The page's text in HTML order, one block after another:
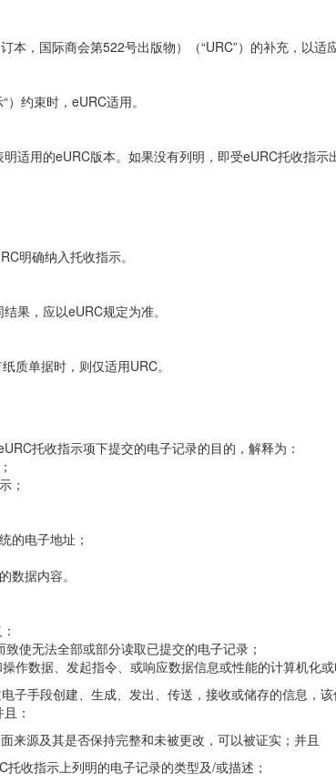
本，国际商会第522号出版物）（“URC”）的补充，以适
约束时，eURC适用。
适用的eURC版本。如果没有列明，即受eURC托收指
明确纳入托收指示。
果，应以eURC规定为准。
质单据时，则仅适用URC。
托收指示项下提交的电子记录的目的，解释为：
；
的电子地址；
数据内容。
使无法全部或部分读取已提交的电子记录；
作数据、发起指令、或响应数据信息或性能的计算机化
电子手段创建、生成、发出、传送，接收或储存的信息
：
来源及其是否保持完整和未被更改，可以被证实；并且
收指示上列明的电子记录的类型及/或描述；